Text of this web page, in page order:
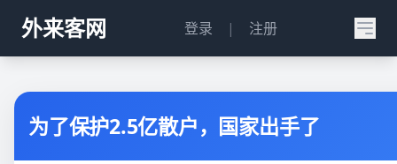
外来客网 登录 | 注册
为了保护2.5亿散户，国家出手了